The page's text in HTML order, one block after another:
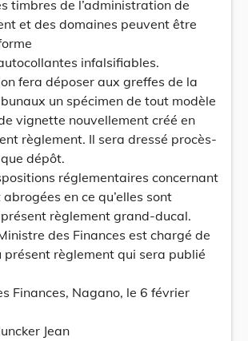
timbres de l’administration de
et des domaines peuvent être
infalsifiables.
fera déposer aux greffes de la
un spécimen de tout modèle
vignette nouvellement créé en
règlement. Il sera dressé procès-
dépôt.
réglementaires concernant
en ce qu’elles sont
règlement grand-ducal.
des Finances est chargé de
présent règlement qui sera publié
Finances, Nagano, le 6 février
Jean